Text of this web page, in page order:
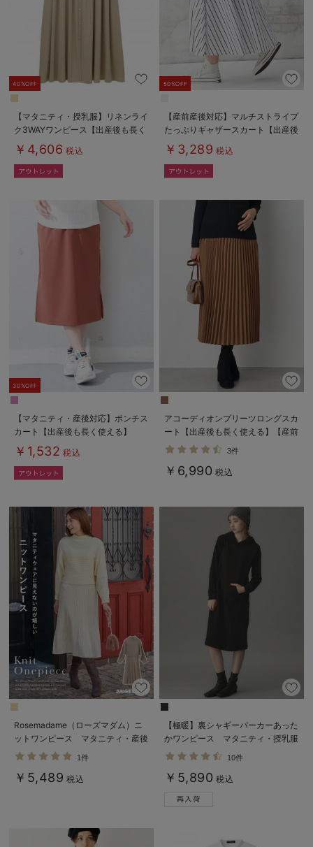
40%OFF
【マタニティ・授乳服】リネンライ
ク3WAYワンピース【出産後も長く
使える】
￥4,606 税込
50%OFF
【産前産後対応】マルチストライプ
たっぷりギャザースカート【出産後
も長く使える】
￥3,289 税込
30%OFF
【マタニティ・産後対応】ポンチス
カート【出産後も長く使える】
￥1,532 税込
アコーディオンプリーツロングスカ
ート【出産後も長く使える】【産前
産後対応】
3件
￥6,990 税込
Rosemadame（ローズマダム）ニ
ットワンピース マタニティ・産後
授乳服【出産後も長く使える】
1件
￥5,489 税込
【極暖】裏シャギーパーカーあった
かワンピース マタニティ・授乳服
10件
￥5,890 税込